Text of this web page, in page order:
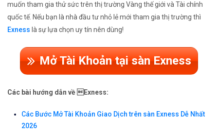
muốn tham gia thử sức trên thị trường Vàng thế giới và Tài chính
quốc tế. Nếu bạn là nhà đầu tư nhỏ lẻ mới tham gia thị trường thì
Exness là sự lựa chọn uy tín nên dùng!
Mở Tài Khoản tại sàn Exness
Các bài hướng dẫn về Exness:
Các Bước Mở Tài Khoản Giao Dịch trên sàn Exness Dễ Nhất
2026